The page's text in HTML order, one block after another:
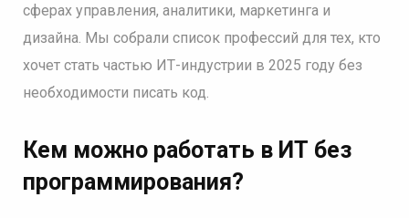
сферах управления, аналитики, маркетинга и
дизайна. Мы собрали список профессий для тех, кто
хочет стать частью ИТ-индустрии в 2025 году без
необходимости писать код.
Кем можно работать в ИТ без
программирования?